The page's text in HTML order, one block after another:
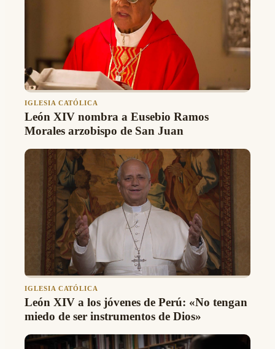
IGLESIA CATÓLICA
León XIV nombra a Eusebio Ramos
Morales arzobispo de San Juan
IGLESIA CATÓLICA
León XIV a los jóvenes de Perú: «No tengan
miedo de ser instrumentos de Dios»